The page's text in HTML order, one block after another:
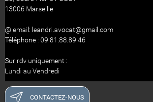
13006 Marseille
@ email: leandri.avocat@gmail.com
Téléphone : 09.81.88.89.46
Sur rdv uniquement :
Lundi au Vendredi
CONTACTEZ-NOUS